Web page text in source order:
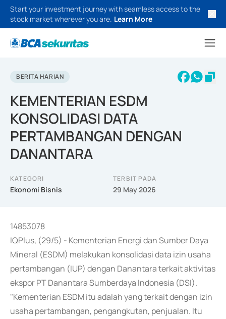
Start your investment journey with seamless access to the
stock market wherever you are. Learn More
BERITA HARIAN
KEMENTERIAN ESDM
KONSOLIDASI DATA
PERTAMBANGAN DENGAN
DANANTARA
KATEGORI
Ekonomi Bisnis
TERBIT PADA
29 May 2026
14853078
IQPlus, (29/5) - Kementerian Energi dan Sumber Daya
Mineral (ESDM) melakukan konsolidasi data izin usaha
pertambangan (IUP) dengan Danantara terkait aktivitas
ekspor PT Danantara Sumberdaya Indonesia (DSI).
"Kementerian ESDM itu adalah yang terkait dengan izin
usaha pertambangan, pengangkutan, penjualan. Itu